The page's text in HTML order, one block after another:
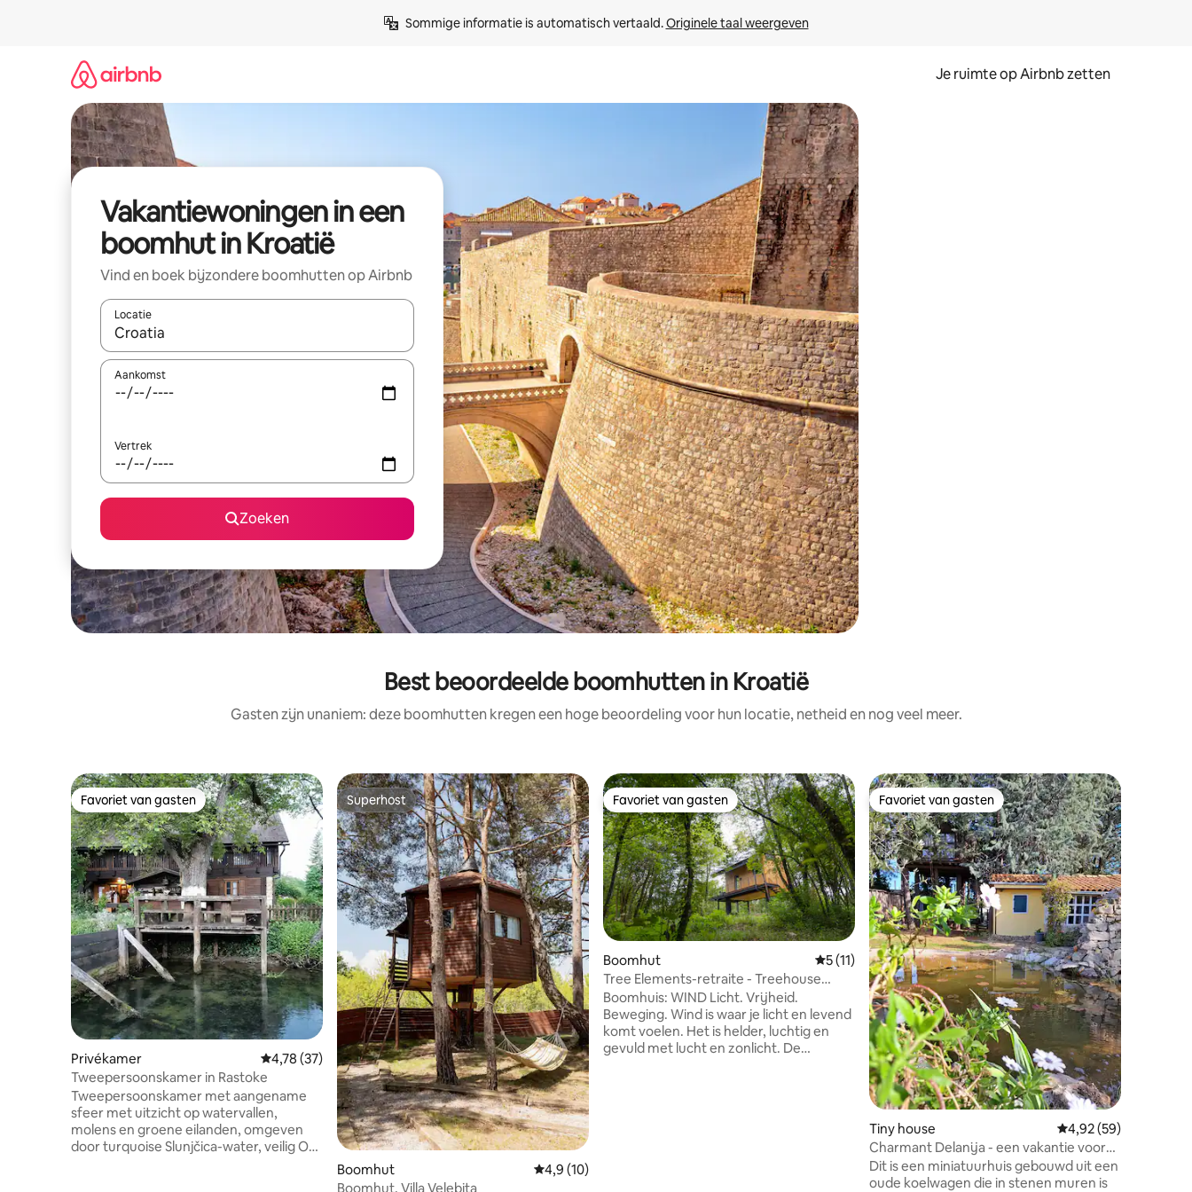
Sommige informatie is automatisch vertaald. Originele taal weergeven
Je ruimte op Airbnb zetten
Vakantiewoningen in een
boomhut in Kroatië
Vind en boek bijzondere boomhutten op Airbnb
Locatie
Wanneer er suggesties beschikbaar zijn, maak je een keuze met je de pijltjestoetsen omhoog en omlaag, óf door te tikken of swipen.
Aankomst
Vertrek
Zoeken
Best beoordeelde boomhutten in Kroatië
Gasten zijn unaniem: deze boomhutten kregen een hoge beoordeling voor hun locatie, netheid en nog veel meer.
Favoriet van gasten
Favoriet van gasten
Privékamer Gemiddelde beoordeling van 4,78 uit 5, 37 recensies
4,78 (37)
Tweepersoonskamer in Rastoke
Tweepersoonskamer met aangename
sfeer met uitzicht op watervallen,
molens en groene eilanden, omgeven
door turquoise Slunjčica-water, veilig OM
Superhost
Superhost
Boomhut Gemiddelde beoordeling van 4,9 uit 5, 10 recensies
4,9 (10)
Boomhut, Villa Velebita
Favoriet van gasten
Favoriet van gasten
Boomhut Gemiddelde beoordeling van 5 uit 5, 11 recensies
5 (11)
Tree Elements-retraite - Treehouse
Wind
Boomhuis: WIND Licht. Vrijheid.
Beweging. Wind is waar je licht en levend
komt voelen. Het is helder, luchtig en
gevuld met lucht en zonlicht. De
Favoriet van gasten
Favoriet van gasten
Tiny house Gemiddelde
4,92 (59)
Charmant Delanija - een vakantie voor
natuurliefhebbers
Dit is een miniatuurhuis gebouwd uit een
oude koelwagen die in stenen muren is